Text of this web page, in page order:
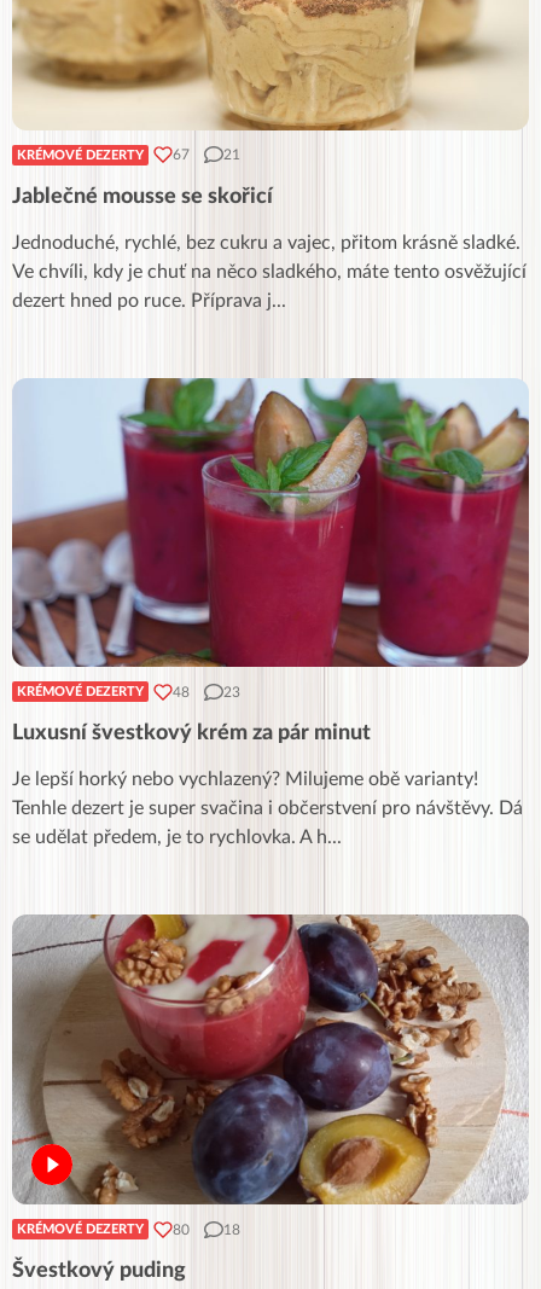
KRÉMOVÉ DEZERTY 67 21
Jablečné mousse se skořicí
Jednoduché, rychlé, bez cukru a vajec, přitom krásně sladké.
Ve chvíli, kdy je chuť na něco sladkého, máte tento osvěžující
dezert hned po ruce. Příprava j...
KRÉMOVÉ DEZERTY 48 23
Luxusní švestkový krém za pár minut
Je lepší horký nebo vychlazený? Milujeme obě varianty!
Tenhle dezert je super svačina i občerstvení pro návštěvy. Dá
se udělat předem, je to rychlovka. A h...
KRÉMOVÉ DEZERTY 80 18
Švestkový puding